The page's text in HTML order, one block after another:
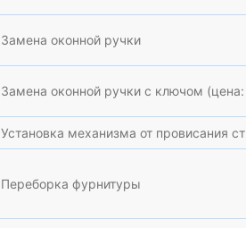
Замена оконной ручки
Замена оконной ручки с ключом (цена:
Установка механизма от провисания
Переборка фурнитуры